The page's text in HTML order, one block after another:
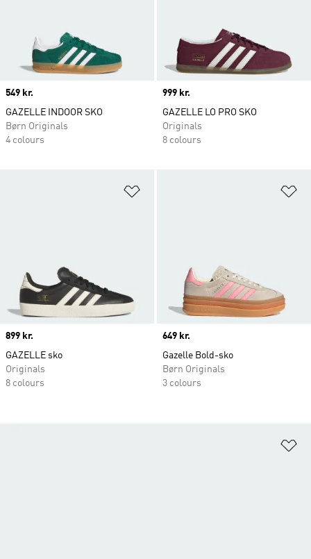
Price
549 kr.
GAZELLE INDOOR SKO
Børn Originals
4 colours
Price
999 kr.
GAZELLE LO PRO SKO
Originals
8 colours
Price
899 kr.
GAZELLE sko
Originals
8 colours
Price
649 kr.
Gazelle Bold-sko
Børn Originals
3 colours